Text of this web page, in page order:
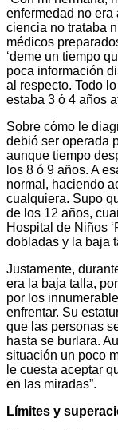
enfermedad no
ciencia no trataba
médicos
‘deme un tiempo
poca información
al respecto. Todo
estaba 3 ó 4 años
Sobre cómo le
debió ser operada
aunque tiempo
los 8 ó 9 años. A
normal, haciendo
cualquiera. Supo
de los 12 años,
Hospital de Niños
dobladas y la baja
Justamente,
era la baja talla,
por los
enfrentar. Su
que las personas
hasta se burlara.
situación un poco
le cuesta aceptar
en las miradas”.
Límites y